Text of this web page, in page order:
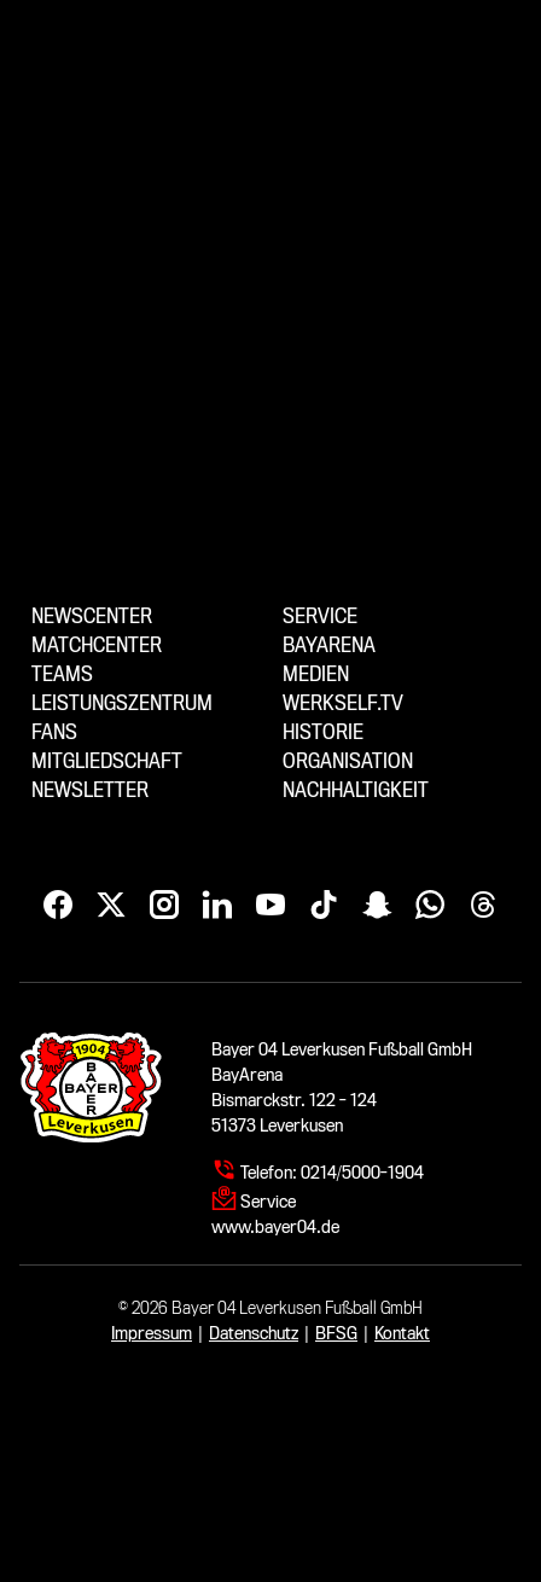
NEWSCENTER
MATCHCENTER
TEAMS
LEISTUNGSZENTRUM
FANS
MITGLIEDSCHAFT
NEWSLETTER
SERVICE
BAYARENA
MEDIEN
WERKSELF.TV
HISTORIE
ORGANISATION
NACHHALTIGKEIT
Bayer 04 Leverkusen Fußball GmbH
BayArena
Bismarckstr. 122 - 124
51373 Leverkusen
Telefon: 0214/5000-1904
Service
www.bayer04.de
© 2026 Bayer 04 Leverkusen Fußball GmbH
Impressum
Datenschutz BFSG Kontakt